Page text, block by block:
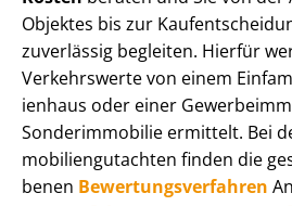
Objektes bis zur
zuverlässig begleiten. Hierfür
Verkehrswerte von einem
i­en­haus oder einer
Sonderimmobilie ermittelt. Bei
mo­bi­li­en­gut­ach­ten finden die
be­nen Be­wer­tungs­ver­fah­ren